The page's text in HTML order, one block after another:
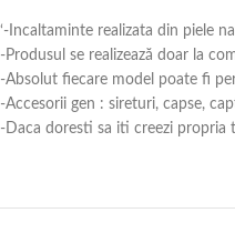
‘-Incaltaminte realizata din piele
-Produsul se realizează doar la
-Absolut fiecare model poate fi
-Accesorii gen : sireturi, capse,
-Daca doresti sa iti creezi propria